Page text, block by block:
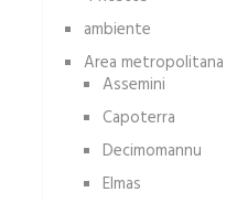
ambiente
Area metropolitana
Assemini
Capoterra
Decimomannu
Elmas